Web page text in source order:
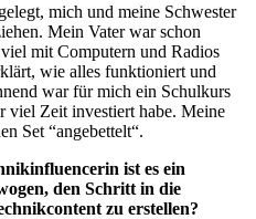
mich und meine Schwester
Mein Vater war schon
mit Computern und Radios
wie alles funktioniert und
war für mich ein Schulkurs
viel Zeit investiert habe. Meine
Set “angebettelt“.
ist es ein
den Schritt in die
zu erstellen?